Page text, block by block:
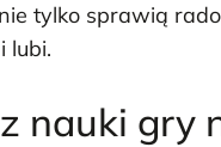
tylko sprawią
lubi.
nauki gry